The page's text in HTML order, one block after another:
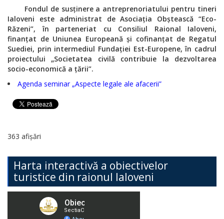
Fondul de susținere a antreprenoriatului pentru tineri
Ialoveni este administrat de Asociația Obștească “Eco-
Răzeni”, în parteneriat cu Consiliul Raional Ialoveni,
finanțat de Uniunea Europeană și cofinanțat de Regatul
Suediei, prin intermediul Fundației Est-Europene, în cadrul
proiectului „Societatea civilă contribuie la dezvoltarea
socio-economică a țării”.
Agenda seminar „Aspecte legale ale afacerii”
363 afișări
Harta interactivă a obiectivelor
turistice din raionul Ialoveni